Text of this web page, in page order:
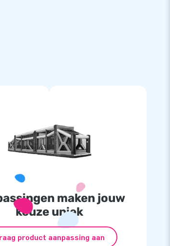
maken jouw
keuze uniek
product aanpassing aan